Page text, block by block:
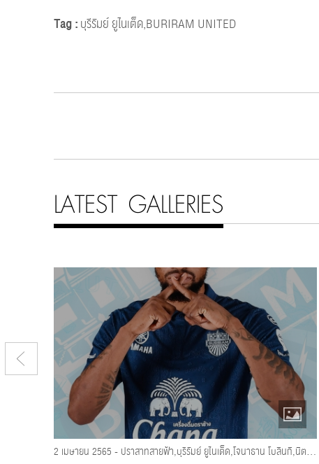
Tag :บุรีรัมย์ ยูไนเต็ด,BURIRAM UNITED
LATEST GALLERIES
2 เมษายน 2565 - ปราสาทสายฟ้า,บุรีรัมย์ ยูไนเต็ด,โจนาธาน โบลินกิ,นิตยสารออนไลน์ บุรีรัมย์ ยูไนเต็ด 2021/2022